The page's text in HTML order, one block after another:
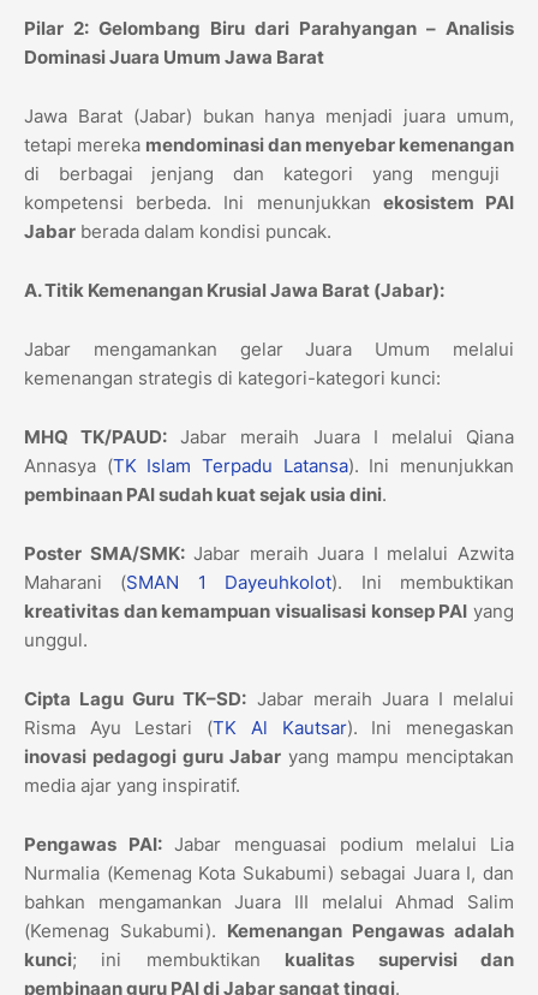
Pilar 2: Gelombang Biru dari Parahyangan – Analisis
Dominasi Juara Umum Jawa Barat
Jawa Barat (Jabar) bukan hanya menjadi juara umum,
tetapi mereka mendominasi dan menyebar kemenangan
di berbagai jenjang dan kategori yang menguji
kompetensi berbeda. Ini menunjukkan ekosistem PAI
Jabar berada dalam kondisi puncak.
A. Titik Kemenangan Krusial Jawa Barat (Jabar):
Jabar mengamankan gelar Juara Umum melalui
kemenangan strategis di kategori-kategori kunci:
MHQ TK/PAUD: Jabar meraih Juara I melalui Qiana
Annasya (TK Islam Terpadu Latansa). Ini menunjukkan
pembinaan PAI sudah kuat sejak usia dini.
Poster SMA/SMK:Jabar meraih Juara I melalui Azwita
Maharani (SMAN 1 Dayeuhkolot). Ini membuktikan
kreativitas dan kemampuan visualisasi konsep PAI yang
unggul.
Cipta Lagu Guru TK–SD: Jabar meraih Juara I melalui
Risma Ayu Lestari (TK Al Kautsar). Ini menegaskan
inovasi pedagogi guru Jabar yang mampu menciptakan
media ajar yang inspiratif.
Pengawas PAI:Jabar menguasai podium melalui Lia
Nurmalia (Kemenag Kota Sukabumi) sebagai Juara I, dan
bahkan mengamankan Juara III melalui Ahmad Salim
(Kemenag Sukabumi). Kemenangan Pengawas adalah
kunci; ini membuktikan kualitas supervisi dan
pembinaan guru PAI di Jabar sangat tinggi.